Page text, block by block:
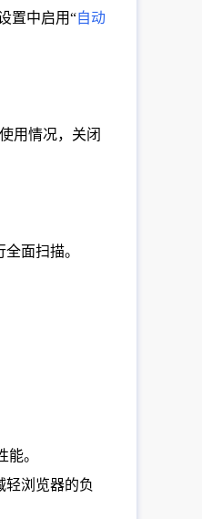
置中启用“自动
用情况，关闭
面扫描。
。
轻浏览器的负